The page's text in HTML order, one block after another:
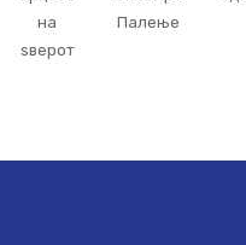
на
ѕверот
Палење